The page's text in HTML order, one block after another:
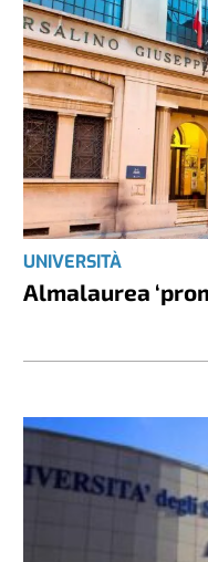
UNIVERSITÀ
Almalaurea